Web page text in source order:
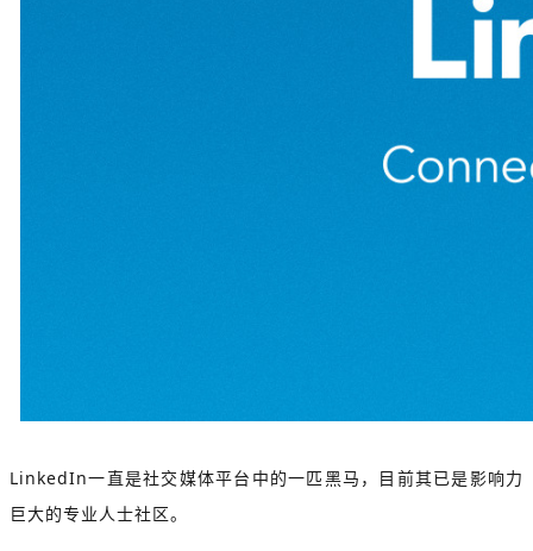
LinkedIn一直是社交媒体平台中的一匹黑马，目前其已是影响力
巨大的专业人士社区。